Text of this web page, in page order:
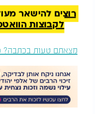
אמל״ח מעזה
בהכוונת חמאס
"קניתי פלטה לבית,
ככה שמרתי שבת עם כל
שום דבר. תמיד יש
שמרתי אצל אבא שלי
לאבא שלי. שם
לבית הכנסת. כל
הכנסת, אז קראתי כל
רוצים להישאר
לקבוצות הוואטסאפ
מצאתם טעות בכתבה?